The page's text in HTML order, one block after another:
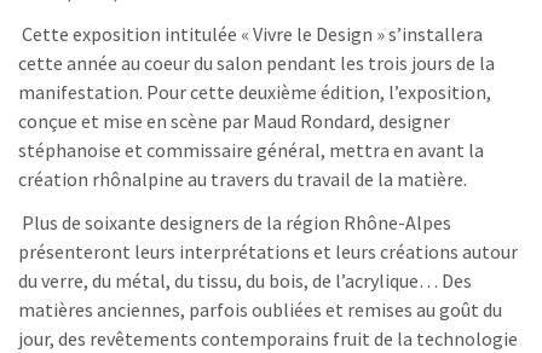
Cette exposition intitulée « Vivre le Design » s’installera
cette année au coeur du salon pendant les trois jours de la
manifestation. Pour cette deuxième édition, l’exposition,
conçue et mise en scène par Maud Rondard, designer
stéphanoise et commissaire général, mettra en avant la
création rhônalpine au travers du travail de la matière.
Plus de soixante designers de la région Rhône-Alpes
présenteront leurs interprétations et leurs créations autour
du verre, du métal, du tissu, du bois, de l’acrylique… Des
matières anciennes, parfois oubliées et remises au goût du
jour, des revêtements contemporains fruit de la technologie